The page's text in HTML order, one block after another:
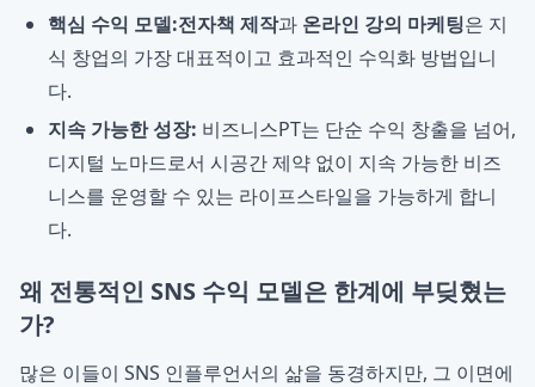
핵심 수익 모델:전자책 제작과 온라인 강의 마케팅은 지
식 창업의 가장 대표적이고 효과적인 수익화 방법입니
다.
지속 가능한 성장: 비즈니스PT는 단순 수익 창출을 넘어,
디지털 노마드로서 시공간 제약 없이 지속 가능한 비즈
니스를 운영할 수 있는 라이프스타일을 가능하게 합니
다.
왜 전통적인 SNS 수익 모델은 한계에 부딪혔는
가?
많은 이들이 SNS 인플루언서의 삶을 동경하지만, 그 이면에